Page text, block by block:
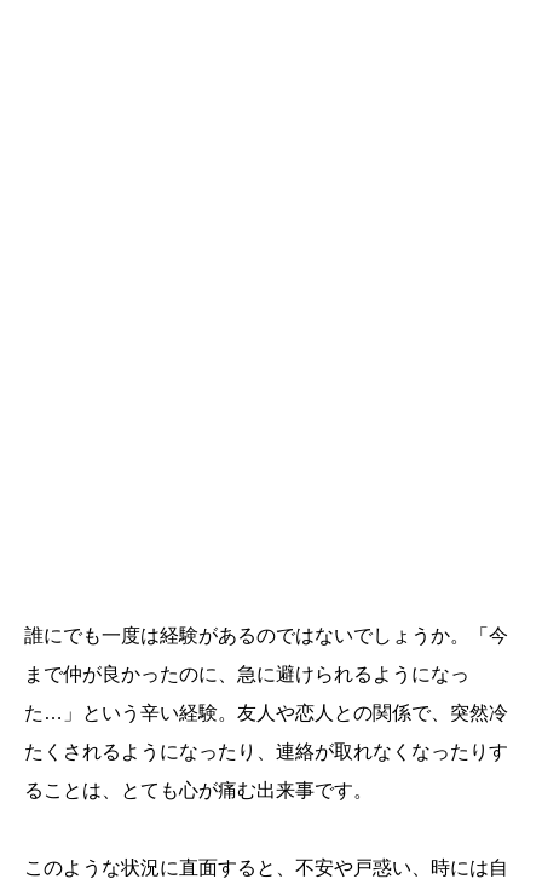
誰にでも一度は経験があるのではないでしょうか。「今
まで仲が良かったのに、急に避けられるようになっ
た…」という辛い経験。友人や恋人との関係で、突然冷
たくされるようになったり、連絡が取れなくなったりす
ることは、とても心が痛む出来事です。
このような状況に直面すると、不安や戸惑い、時には自